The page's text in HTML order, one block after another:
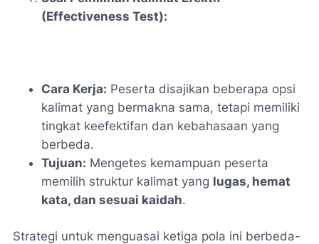
(Effectiveness Test):
Cara Kerja: Peserta disajikan beberapa opsi
kalimat yang bermakna sama, tetapi memiliki
tingkat keefektifan dan kebahasaan yang
berbeda.
Tujuan: Mengetes kemampuan peserta
memilih struktur kalimat yang lugas, hemat
kata, dan sesuai kaidah.
Strategi untuk menguasai ketiga pola ini berbeda-